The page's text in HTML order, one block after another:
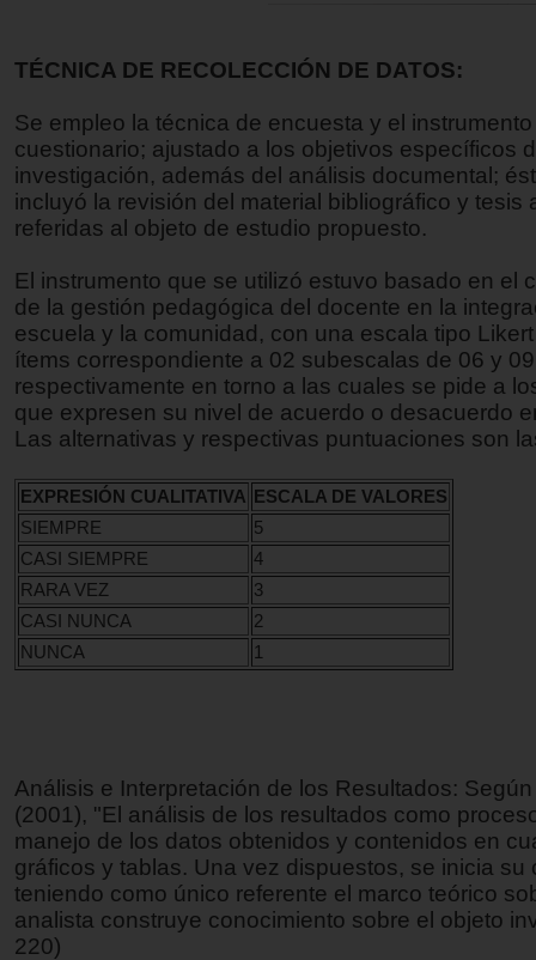
TÉCNICA DE RECOLECCIÓN DE DATOS:
Se empleo la técnica de encuesta y el
cuestionario; ajustado a los objetivos específicos
investigación, además del análisis documental;
incluyó la revisión del material bibliográfico y tesis
referidas al objeto de estudio propuesto.
El instrumento que se utilizó estuvo basado en el
de la gestión pedagógica del docente en la
escuela y la comunidad, con una escala tipo
ítems correspondiente a 02 subescalas de 06 y
respectivamente en torno a las cuales se pide a
que expresen su nivel de acuerdo o desacuerdo
Las alternativas y respectivas puntuaciones son
EXPRESIÓN CUALITATIVA ESCALA DE VALORES
SIEMPRE
5
CASI SIEMPRE
4
RARA VEZ
3
CASI NUNCA
2
NUNCA
1
Análisis e Interpretación de los Resultados:
(2001), "El análisis de los resultados como
manejo de los datos obtenidos y contenidos en
gráficos y tablas. Una vez dispuestos, se inicia su
teniendo como único referente el marco teórico
analista construye conocimiento sobre el objeto
220)